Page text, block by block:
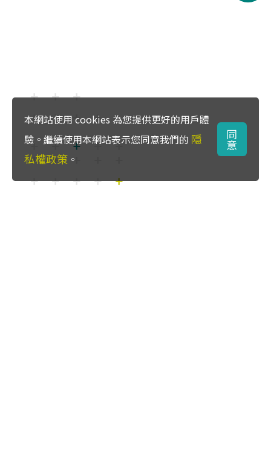
本網站使用 cookies 為您提供更好的用戶體
驗。繼續使用本網站表示您同意我們的 隱
私權政策 。
同
意